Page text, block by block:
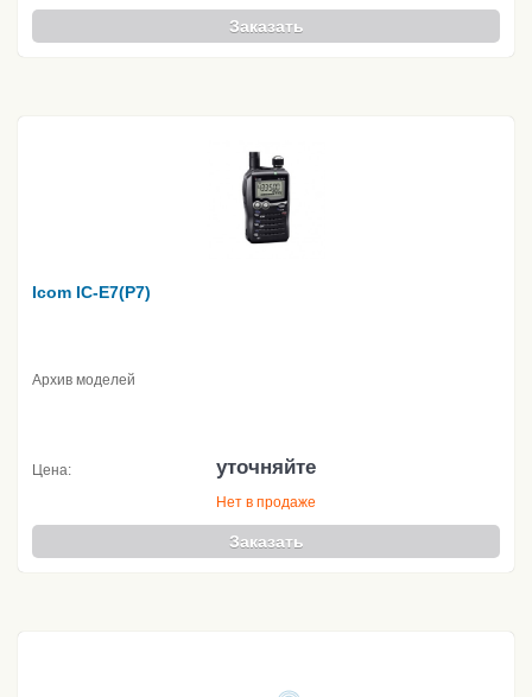
Заказать
Icom IC-E7(P7)
Архив моделей
Цена: уточняйте
Нет в продаже
Заказать